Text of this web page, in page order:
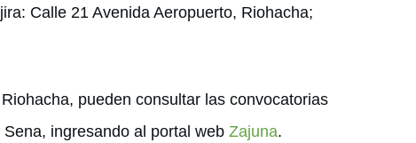
Calle 21 Avenida Aeropuerto, Riohacha;
pueden consultar las convocatorias
ingresando al portal webZajuna.